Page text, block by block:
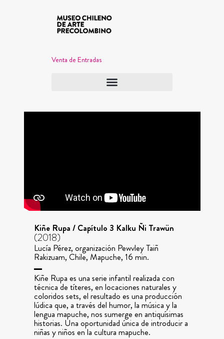
Venta de Entradas
Kiñe Rupa / Capítulo 3 Kalku Ñi Trawün
(2018)
Lucía Pérez, organización Pewvley Taiñ
Rakizuam, Chile, Mapuche, 16 min.
Kiñe Rupa es una serie infantil realizada con
técnica de títeres, en locaciones naturales y
coloridos sets, el resultado es una producción
lúdica que, a través del humor, la música y la
lengua mapuche, nos sumerge en antiquísimas
historias. Una oportunidad única de introducir a
niñas y niños en la cultura mapuche.